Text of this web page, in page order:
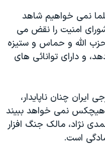
نمی خواهیم شاهد
امنیت را نقض می
الله و حماس و ستیزه
و دارای توانائی های
چنان ناپایدار،
نمی خواهد ببیند
نژاد، مالک جنگ افزار
است.